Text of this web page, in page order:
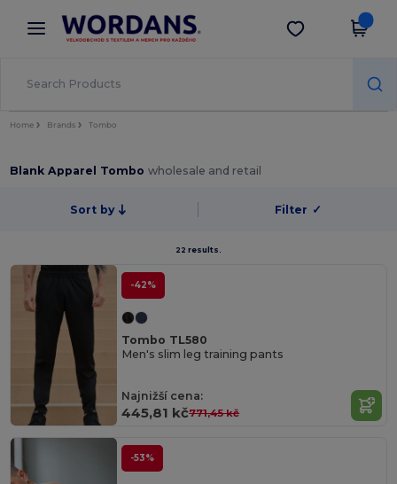
× Aplikace Wordans
Lepší ceny v aplikaci!
Stáhnout app
Home Brands Tombo
Blank Apparel Tombowholesale and retail
Sort by Filter ✓
22 results.
-42%
Tombo TL580
Men's slim leg training pants
Najnižší cena:
445,81 kč771,45 kč
-53%